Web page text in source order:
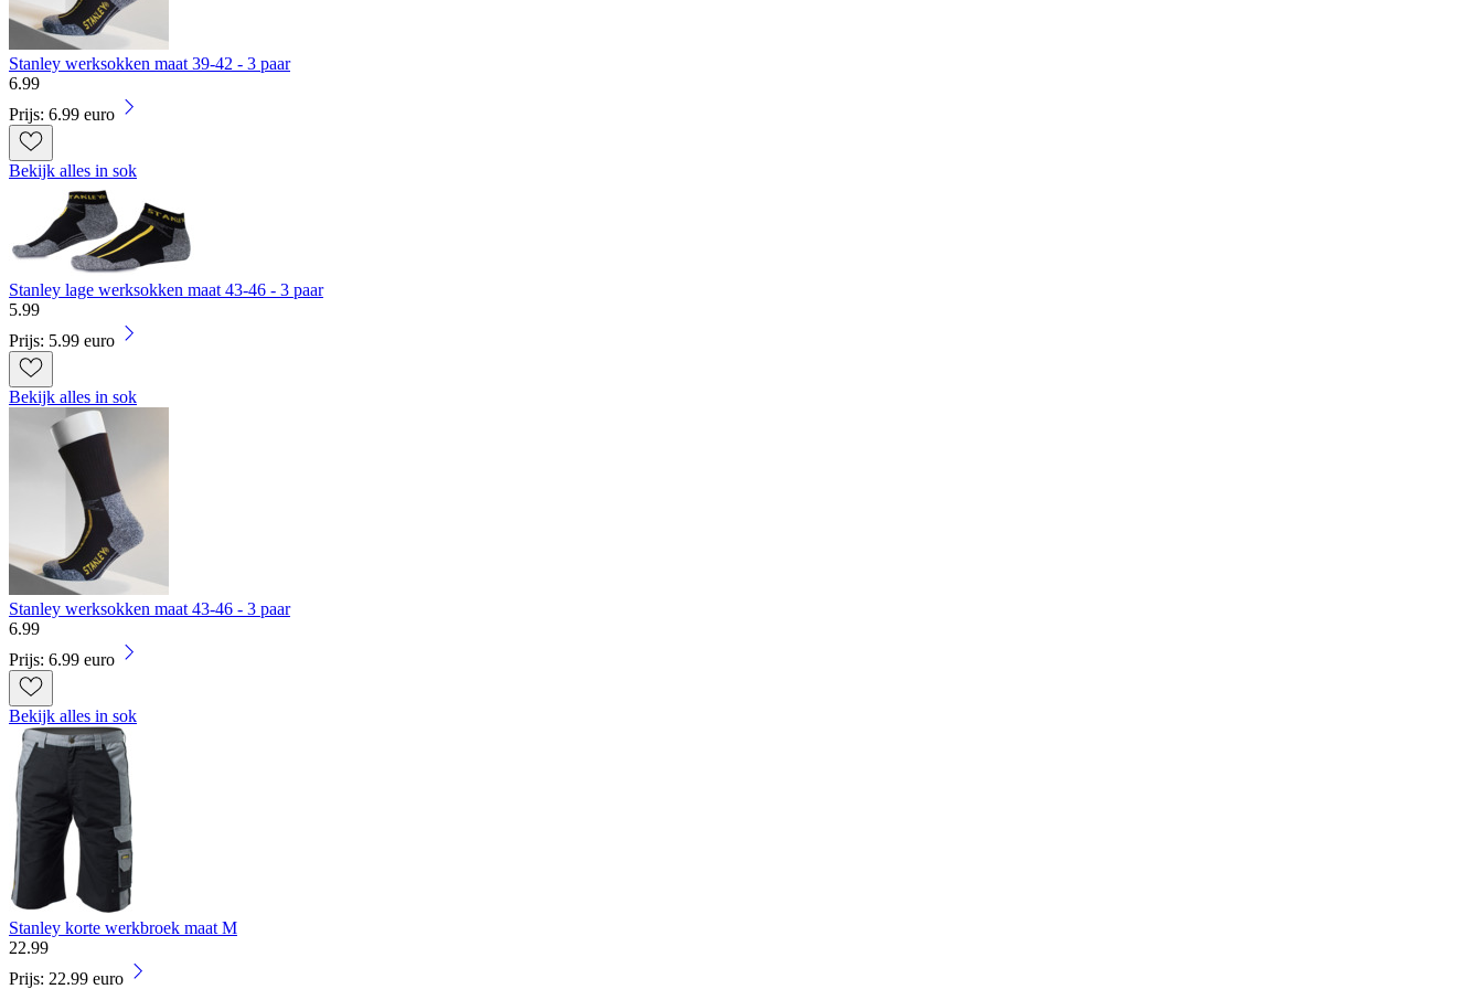
Stanley werksokken maat 39-42 - 3 paar
6.99
Prijs: 6.99 euro
Bekijk alles in sok
Stanley lage werksokken maat 43-46 - 3 paar
5.99
Prijs: 5.99 euro
Bekijk alles in sok
Stanley werksokken maat 43-46 - 3 paar
6.99
Prijs: 6.99 euro
Bekijk alles in sok
Stanley korte werkbroek maat M
22.99
Prijs: 22.99 euro